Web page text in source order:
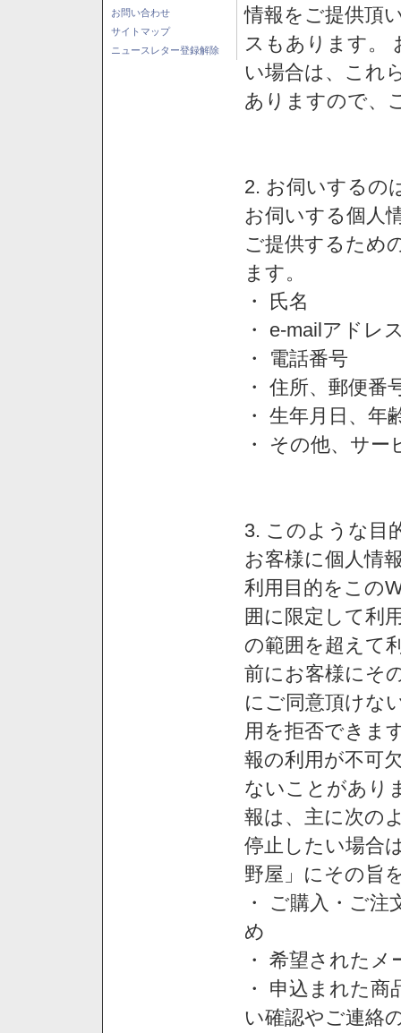
お問い合わせ
サイトマップ
ニュースレター登録解除
情報をご提供頂
スもあります。
い場合は、これ
ありますので、
2. お伺いするの
お伺いする個人
ご提供するため
ます。
・ 氏名
・ e-mailアドレ
・ 電話番号
・ 住所、郵便番
・ 生年月日、年
・ その他、サ
3. このような目
お客様に個人情
利用目的をこの
囲に限定して利
の範囲を超えて
前にお客様にそ
にご同意頂けな
用を拒否できま
報の利用が不可
ないことがあり
報は、主に次の
停止したい場合
野屋」にその旨
・ ご購入・ご
め
・ 希望された
・ 申込まれた
い確認やご連絡